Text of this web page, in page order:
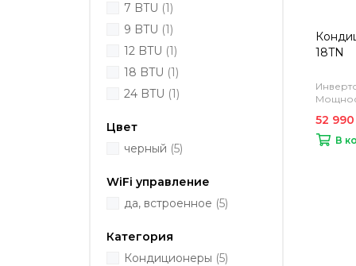
7 BTU (1)
9 BTU (1)
12 BTU (1)
18 BTU (1)
24 BTU (1)
Цвет
черный (5)
WiFi управление
да, встроенное (5)
Категория
Кондиционеры (5)
18TN
52
В